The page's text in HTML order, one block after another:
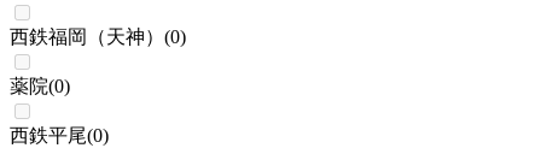
西鉄福岡（天神） (0)
薬院(0)
西鉄平尾(0)